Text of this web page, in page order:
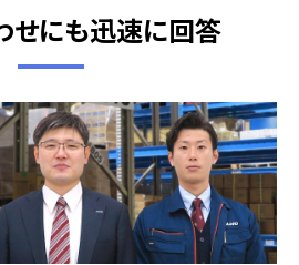
せにも迅速に回答